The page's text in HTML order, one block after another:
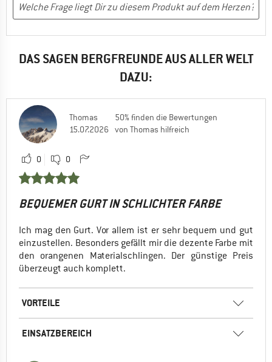
DAS SAGEN BERGFREUNDE AUS ALLER WELT
DAZU:
Thomas
15.07.2026
50% finden die Bewertungen
von Thomas hilfreich
0 0
BEQUEMER GURT IN SCHLICHTER FARBE
Ich mag den Gurt. Vor allem ist er sehr bequem und gut
einzustellen. Besonders gefällt mir die dezente Farbe mit
den orangenen Materialschlingen. Der günstige Preis
überzeugt auch komplett.
VORTEILE
EINSATZBEREICH